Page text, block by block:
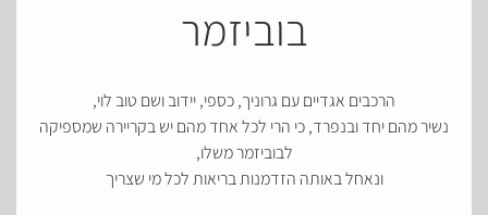
בוביזמר
הרכבים אגדיים עם גרוניך, כספי, יידוב ושם טוב לוי,
נשיר מהם יחד ובנפרד, כי הרי לכל אחד מהם יש בקריירה שמספיקה
לבוביזמר משלו,
ונאחל באותה הזדמנות בריאות לכל מי שצריך